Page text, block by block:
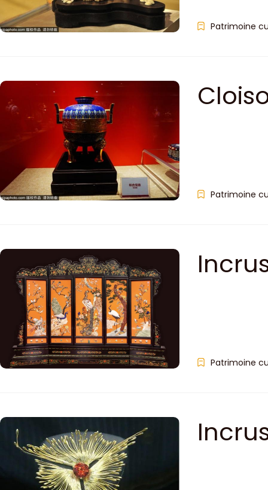
Patrimoine
Patrimoine
Patrimoine